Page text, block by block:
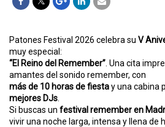
Patones Festival 2026 celebra su V
muy especial:
“El Reino del Remember” . Una cita
amantes del sonido remember, con
más de 10 horas de fiestay una cabina
mejores DJs
Si buscas un festival remember en
vivir una noche larga, intensa y llena de